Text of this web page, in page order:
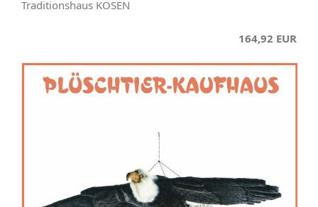
Traditionshaus KÖSEN
164,92 EUR